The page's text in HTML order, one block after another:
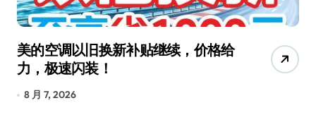
美的空调以旧换新补贴继续，价格给
力，极速闪装！
8 月 7, 2026